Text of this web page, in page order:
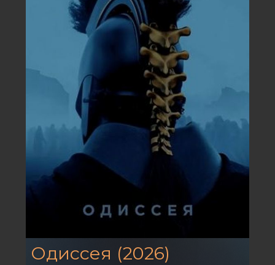
Одиссея (2026)